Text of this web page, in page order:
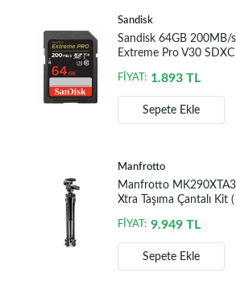
Sandisk
Sandisk 64GB 200MB/s
Extreme Pro V30 SDXC
FİYAT: 1.893 TL
Sepete Ekle
Manfrotto
Manfrotto
Xtra Taşıma Çantalı Kit (
FİYAT: 9.949 TL
Sepete Ekle